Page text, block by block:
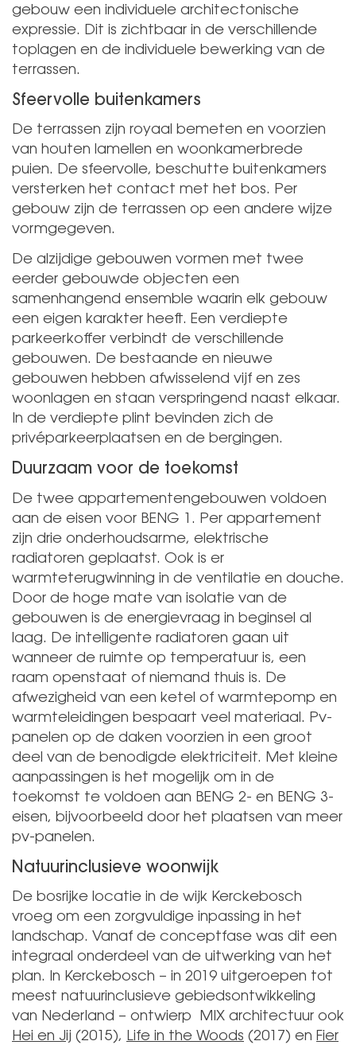
gebouw een individuele architectonische
expressie. Dit is zichtbaar in de verschillende
toplagen en de individuele bewerking van de
terrassen.
Sfeervolle buitenkamers
De terrassen zijn royaal bemeten en voorzien
van houten lamellen en woonkamerbrede
puien. De sfeervolle, beschutte buitenkamers
versterken het contact met het bos. Per
gebouw zijn de terrassen op een andere wijze
vormgegeven.
De alzijdige gebouwen vormen met twee
eerder gebouwde objecten een
samenhangend ensemble waarin elk gebouw
een eigen karakter heeft. Een verdiepte
parkeerkoffer verbindt de verschillende
gebouwen. De bestaande en nieuwe
gebouwen hebben afwisselend vijf en zes
woonlagen en staan verspringend naast elkaar.
In de verdiepte plint bevinden zich de
privéparkeerplaatsen en de bergingen.
Duurzaam voor de toekomst
De twee appartementengebouwen voldoen
aan de eisen voor BENG 1. Per appartement
zijn drie onderhoudsarme, elektrische
radiatoren geplaatst. Ook is er
warmteterugwinning in de ventilatie en douche.
Door de hoge mate van isolatie van de
gebouwen is de energievraag in beginsel al
laag. De intelligente radiatoren gaan uit
wanneer de ruimte op temperatuur is, een
raam openstaat of niemand thuis is. De
afwezigheid van een ketel of warmtepomp en
warmteleidingen bespaart veel materiaal. Pv-
panelen op de daken voorzien in een groot
deel van de benodigde elektriciteit. Met kleine
aanpassingen is het mogelijk om in de
toekomst te voldoen aan BENG 2- en BENG 3-
eisen, bijvoorbeeld door het plaatsen van meer
pv-panelen.
Natuurinclusieve woonwijk
De bosrijke locatie in de wijk Kerckebosch
vroeg om een zorgvuldige inpassing in het
landschap. Vanaf de conceptfase was dit een
integraal onderdeel van de uitwerking van het
plan. In Kerckebosch – in 2019 uitgeroepen tot
meest natuurinclusieve gebiedsontwikkeling
van Nederland – ontwierp MIX architectuur ook
Hei en Jij (2015), Life in the Woods (2017) en Fier